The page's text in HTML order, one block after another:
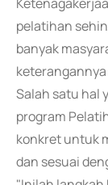
pelatihan
banyak
keterangannya
Salah satu hal
program
konkret untuk
dan sesuai